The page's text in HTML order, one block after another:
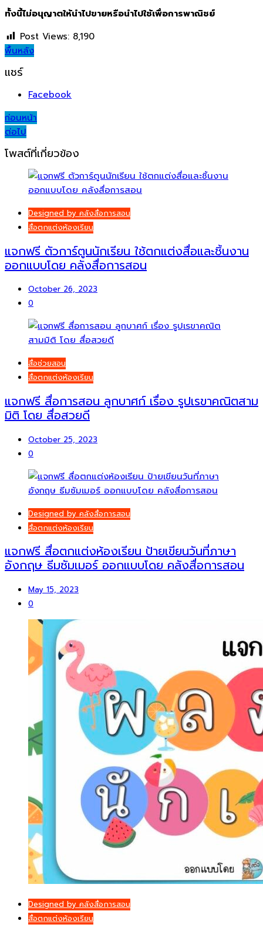
ทั้งนี้ไม่อนุญาตให้นำไปขายหรือนำไปใช้เพื่อการพาณิชย์
Post Views: 8,190
พื้นหลัง
แชร์
Facebook
Post
navigation
ก่อนหน้า
ต่อไป
โพสต์ที่เกี่ยวข้อง
Designed by คลังสื่อการสอน
สื่อตกแต่งห้องเรียน
แจกฟรี ตัวการ์ตูนนักเรียน ใช้ตกแต่งสื่อและชิ้นงาน
ออกแบบโดย คลังสื่อการสอน
October 26, 2023
0
สื่อช่วยสอน
สื่อตกแต่งห้องเรียน
แจกฟรี สื่อการสอน ลูกบาศก์ เรื่อง รูปเรขาคณิตสาม
มิติ โดย สื่อสวยดี
October 25, 2023
0
Designed by คลังสื่อการสอน
สื่อตกแต่งห้องเรียน
แจกฟรี สื่อตกแต่งห้องเรียน ป้ายเขียนวันที่ภาษา
อังกฤษ ธีมซัมเมอร์ ออกแบบโดย คลังสื่อการสอน
May 15, 2023
0
Designed by คลังสื่อการสอน
สื่อตกแต่งห้องเรียน